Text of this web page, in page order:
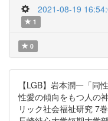
2021-08-19
1
0
【LGB】岩本潤一「同
性愛の傾向をもつ人の
リック社会福祉研究 7